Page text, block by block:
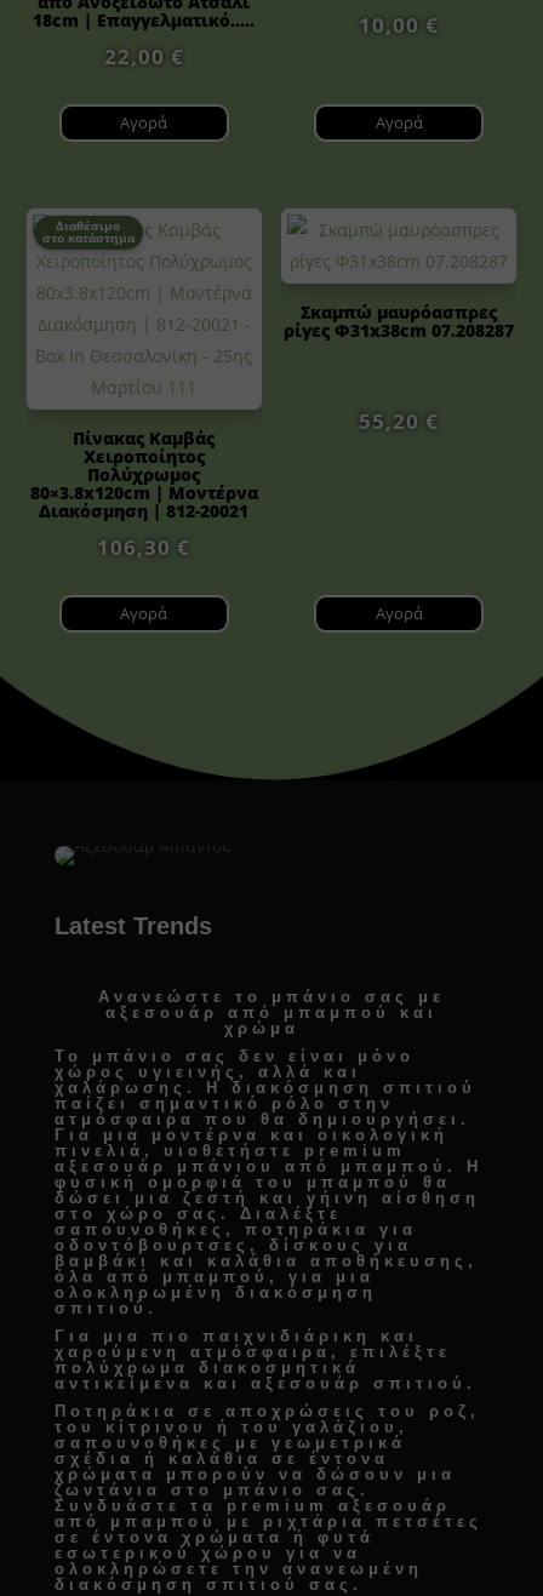
18cm | Επαγγελματικό.....
22,00 €
Αγορά
10,00€
Αγορά
Διαθέσιμο
στο κατάστημα
Πίνακας Καμβάς
Χειροποίητος
Πολύχρωμος
80×3.8x120cm | Μοντέρνα
Διακόσμηση | 812-20021
106,30€
Αγορά
Σκαμπώ μαυρόασπρες
ρίγες Φ31x38cm 07.208287
55,20€
Αγορά
Latest Trends
Ανανεώστε το μπάνιο σας με
αξεσουάρ από μπαμπού και
χρώμα
Το μπάνιο σας δεν είναι μόνο
χώρος υγιεινής, αλλά και
χαλάρωσης. Η διακόσμηση σπιτιού
παίζει σημαντικό ρόλο στην
ατμόσφαιρα που θα δημιουργήσει.
Για μια μοντέρνα και οικολογική
πινελιά, υιοθετήστε premium
αξεσουάρ μπάνιου από μπαμπού . Η
φυσική ομορφιά του μπαμπού θα
δώσει μια ζεστή και γήινη αίσθηση
στο χώρο σας. Διαλέξτε
σαπουνοθήκες, ποτηράκια για
οδοντόβουρτσες, δίσκους για
βαμβάκι και καλάθια αποθήκευσης ,
όλα από μπαμπού, για μια
ολοκληρωμένη διακόσμηση
σπιτιού .
Για μια πιο παιχνιδιάρικη και
χαρούμενη ατμόσφαιρα, επιλέξτε
πολύχρωμα διακοσμητικά
αντικείμενα και αξεσουάρ σπιτιού .
Ποτηράκια σε αποχρώσεις του ροζ,
του κίτρινου ή του γαλάζιου,
σαπουνοθήκες με γεωμετρικά
σχέδια ή καλάθια σε έντονα
χρώματα μπορούν να δώσουν μια
ζωντάνια στο μπάνιο σας.
Συνδυάστε τα premium αξεσουάρ
από μπαμπού
με ριχτάρια πετσέτες
σε έντονα χρώματα ή φυτά
εσωτερικού χώρου για να
ολοκληρώσετε την ανανεωμένη
διακόσμηση σπιτιού
σας.